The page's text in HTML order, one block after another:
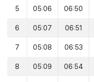
5 05:06 06:50
6 05:07 06:51
7 05:08 06:53
8 05:09 06:54